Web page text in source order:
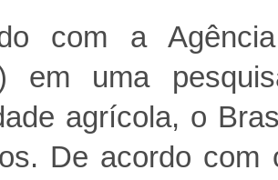
com a
em uma
agrícola, o
De acordo com